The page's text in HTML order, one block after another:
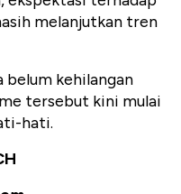
melanjutkan tren
belum kehilangan
tersebut kini mulai
hati.